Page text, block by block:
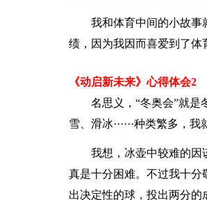
我和体育中间的小故事
绩，因为我因而喜爱到了体
《动启新未来》心得体会2
名思义，“冬奥会”就
雪、滑冰······种类繁多，
我想，冰壶中较难的因
真是十分困难。不过我十分
出决定性的球，投出两分的